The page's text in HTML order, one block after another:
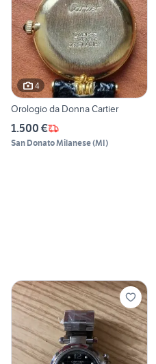
4
Orologio da Donna Cartier
1.500 €
San Donato Milanese(MI)